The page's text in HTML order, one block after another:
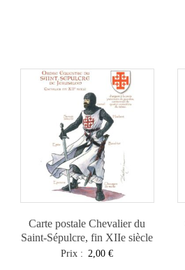
Carte postale Chevalier du
Saint-Sépulcre, fin XIIe siècle
Prix : 2,00€